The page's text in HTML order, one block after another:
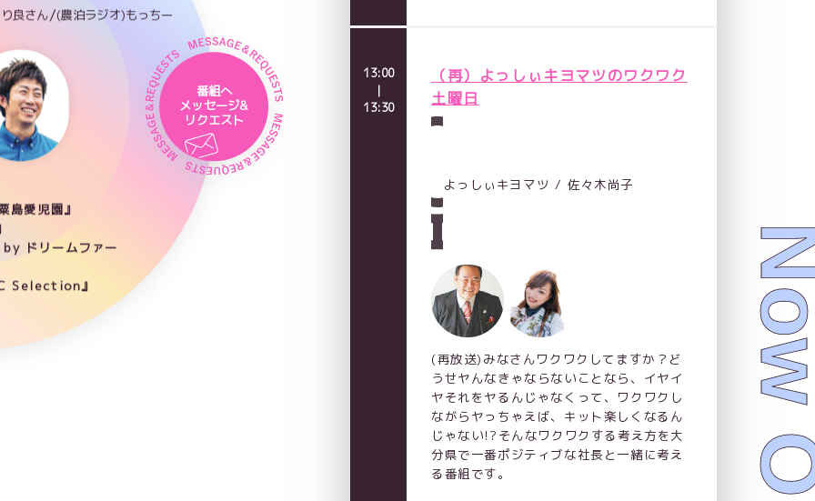
良さん/(農泊ラジオ)もっちー
愛児園』
ドリームファー
Selection』
番組へ
メッセージ&
リクエスト
13:00
｜
13:30
（再）よっしぃキヨマツのワクワク
土曜日
よっしぃキヨマツ / 佐々木尚子
(再放送)みなさんワクワクしてますか？ど
うせヤんなきゃならないことなら、イヤイ
ヤそれをヤるんじゃなくって、ワクワクし
ながらヤっちゃえば、キット楽しくなるん
じゃない!?そんなワクワクする考え方を大
分県で一番ポジティブな社長と一緒に考え
る番組です。